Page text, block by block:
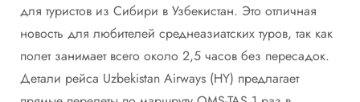
для туристов из Сибири в Узбекистан. Это отличная
новость для любителей среднеазиатских туров, так как
полет занимает всего около 2,5 часов без пересадок.
Детали рейса Uzbekistan Airways (HY) предлагает